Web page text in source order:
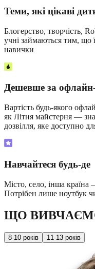
Теми, які цікаві
Блогерство, творчість,
учні займаються тим, що
навички
Дешевше за офлайн-
Вартість будь-якого
як Літня майстерня —
дозвілля, яке доступно
Навчайтеся будь-де
Місто, село, інша країна
Потрібен лише ноутбук
ЩО
8-10 років 11-13 років